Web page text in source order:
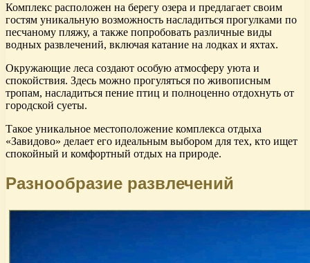
Комплекс расположен на берегу озера и предлагает своим
гостям уникальную возможность насладиться прогулками по
песчаному пляжу, а также попробовать различные виды
водных развлечений, включая катание на лодках и яхтах.
Окружающие леса создают особую атмосферу уюта и
спокойствия. Здесь можно прогуляться по живописным
тропам, насладиться пение птиц и полноценно отдохнуть от
городской суеты.
Такое уникальное местоположение комплекса отдыха
«Завидово» делает его идеальным выбором для тех, кто ищет
спокойный и комфортный отдых на природе.
Разнообразие развлечений